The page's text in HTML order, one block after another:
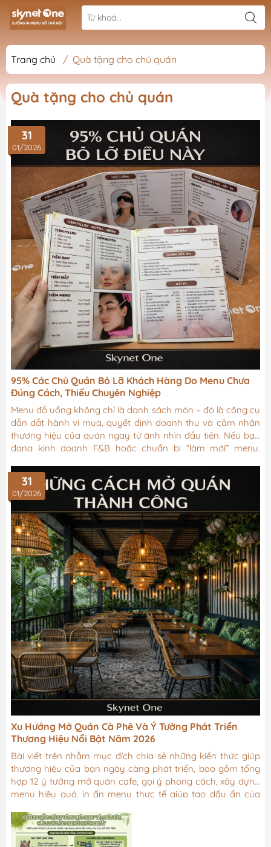
Trang chủ / Quà tặng cho chủ quán
Quà tặng cho chủ quán
31
01/2026
95% Các Chủ Quán Bỏ Lỡ Khách Hàng Do Menu Chưa
Đúng Cách, Thiếu Chuyên Nghiệp
Menu đồ uống không chỉ là danh sách món – đó là công cụ
dẫn dắt hành vi mua, quyết định doanh thu và cảm nhận
thương hiệu của quán ngay từ ánh nhìn đầu tiên. Nếu bạn
đang kinh doanh F&B hoặc chuẩn bị “làm mới” menu,
menu thông minh, dễ bán và bền vững.
31
01/2026
Xu Hướng Mở Quán Cà Phê Và Ý Tưởng Phát Triển
Thương Hiệu Nổi Bật Năm 2026
Bài viết trên nhằm mục đích chia sẻ những kiến thức giúp
thương hiệu của bạn ngày càng phát triển, bao gồm tổng
hợp 12 ý tưởng mở quán cafe, gọi ý phong cách, xây dựng
menu hiệu quả, in ấn menu thực tế giúp tạo dấu ấn của